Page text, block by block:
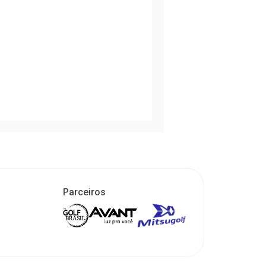
Parceiros